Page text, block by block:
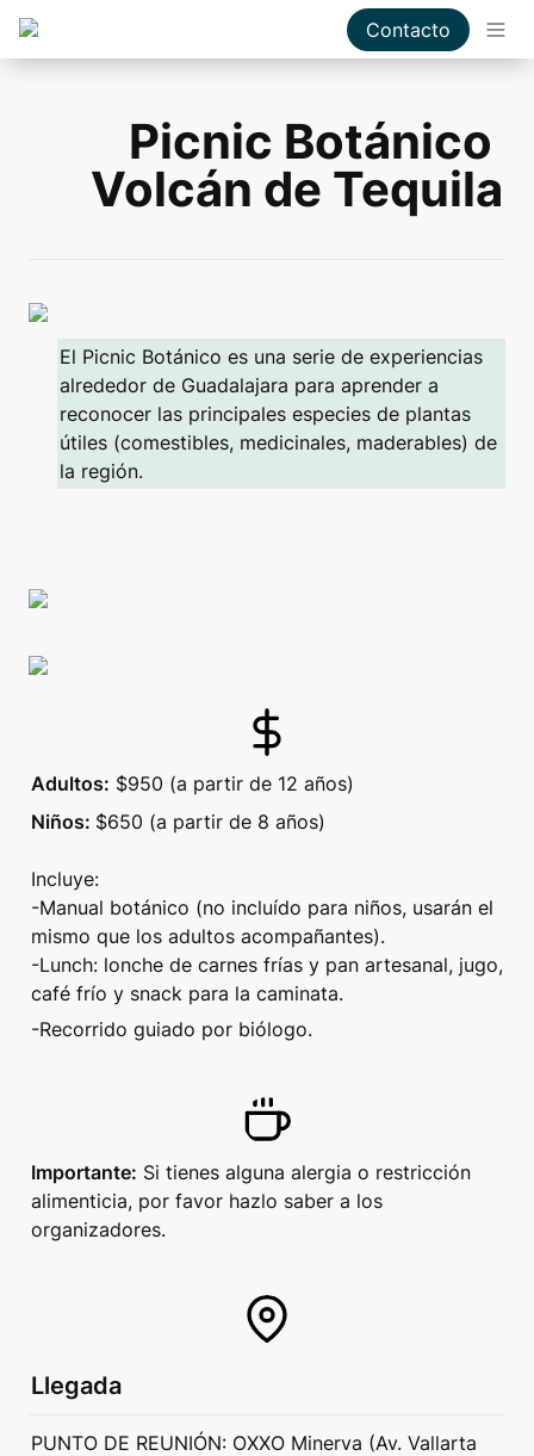
Contacto
Picnic Botánico
Volcán de Tequila
El Picnic Botánico es una serie de experiencias
alrededor de Guadalajara para aprender a
reconocer las principales especies de plantas
útiles (comestibles, medicinales, maderables) de
la región.
Adultos: $950 (a partir de 12 años)
Niños: $650 (a partir de 8 años)
Incluye:
-Manual botánico (no incluído para niños, usarán el
mismo que los adultos acompañantes).
-Lunch: lonche de carnes frías y pan artesanal, jugo,
café frío y snack para la caminata.
-Recorrido guiado por biólogo.
Importante: Si tienes alguna alergia o restricción
alimenticia, por favor hazlo saber a los
organizadores.
Llegada
PUNTO DE REUNIÓN: OXXO Minerva (Av. Vallarta